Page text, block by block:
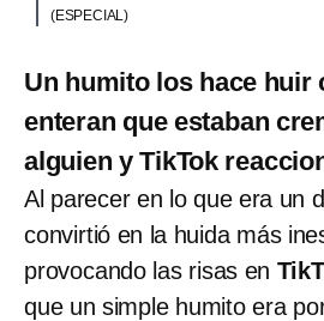
(ESPECIAL)
Un humito los hace huir
enteran que estaban
alguien y TikTok
Al parecer en lo que era un
convirtió en la huida más
provocando las risas en
que un simple humito era